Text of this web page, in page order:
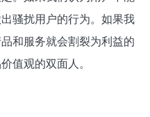
骚扰用户的行为。如果我
和服务就会割裂为利益的
值观的双面人。